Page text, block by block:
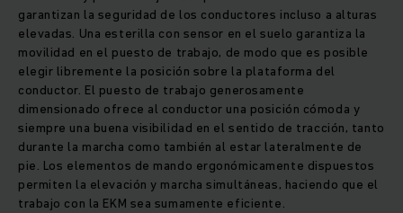
garantizan la seguridad de los conductores incluso a alturas
elevadas. Una esterilla con sensor en el suelo garantiza la
movilidad en el puesto de trabajo, de modo que es posible
elegir libremente la posición sobre la plataforma del
conductor. El puesto de trabajo generosamente
dimensionado ofrece al conductor una posición cómoda y
siempre una buena visibilidad en el sentido de tracción, tanto
durante la marcha como también al estar lateralmente de
pie. Los elementos de mando ergonómicamente dispuestos
permiten la elevación y marcha simultáneas, haciendo que el
trabajo con la EKM sea sumamente eficiente.